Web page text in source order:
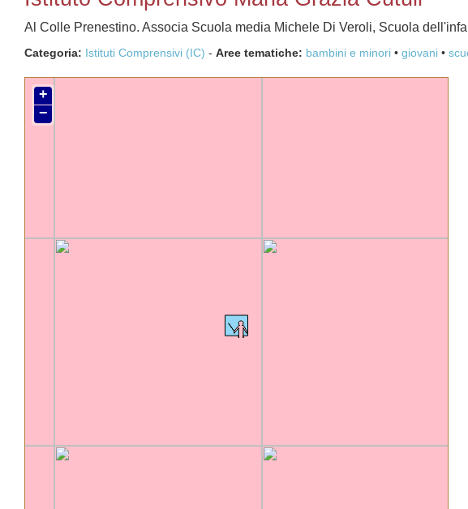
Al Colle Prenestino. Associa Scuola media Michele Di Veroli, Scuola
Categoria: Istituti Comprensivi (IC) - Aree tematiche: bambini e minori giovani
+
−